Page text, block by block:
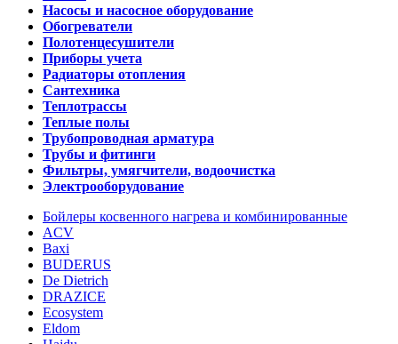
Насосы и насосное оборудование
Обогреватели
Полотенцесушители
Приборы учета
Радиаторы отопления
Сантехника
Теплотрассы
Теплые полы
Трубопроводная арматура
Трубы и фитинги
Фильтры, умягчители, водоочистка
Электрооборудование
Бойлеры косвенного нагрева и комбинированные
ACV
Baxi
BUDERUS
De Dietrich
DRAZICE
Ecosystem
Eldom